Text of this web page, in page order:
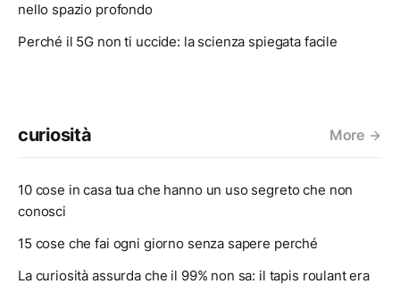
nello spazio profondo
Perché il 5G non ti uccide: la scienza spiegata facile
curiosità More
10 cose in casa tua che hanno un uso segreto che non
conosci
15 cose che fai ogni giorno senza sapere perché
La curiosità assurda che il 99% non sa: il tapis roulant era